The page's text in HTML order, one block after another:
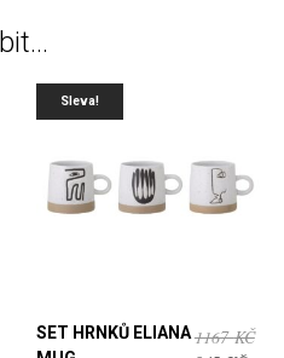
Sleva!
SET HRNKŮ ELIANA 1167KČ